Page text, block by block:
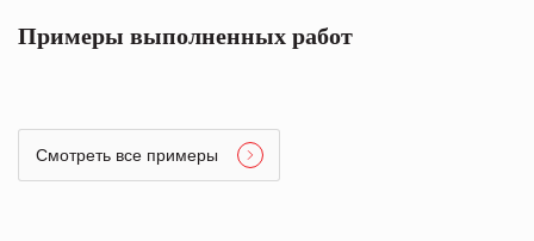
Примеры выполненных работ
Смотреть все примеры